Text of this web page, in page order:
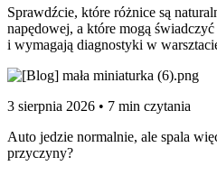
Sprawdźcie, które różnice są
napędowej, a które mogą
i wymagają diagnostyki w
3 sierpnia 2026 • 7 min czytania
Auto jedzie normalnie, ale spala
przyczyny?